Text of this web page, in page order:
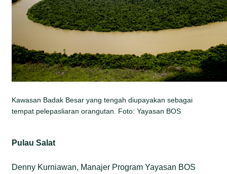
Kawasan Badak Besar yang tengah diupayakan sebagai
tempat pelepasliaran orangutan. Foto: Yayasan BOS
Pulau Salat
Denny Kurniawan, Manajer Program Yayasan BOS